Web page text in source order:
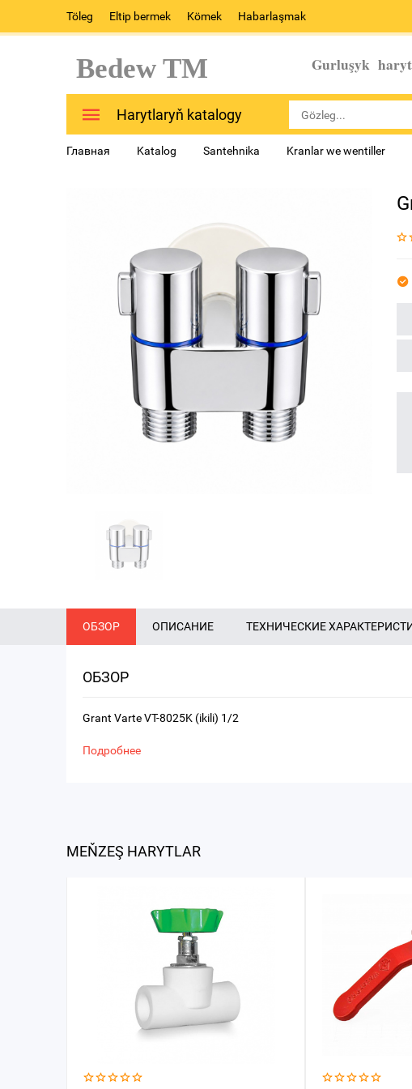
Töleg Eltip bermek Kömek Habarlaşmak
Bedew TM Gurluşyk
Harytlaryň katalogy
Главная Katalog Santehnika Kranlar we wentiller
ОБЗОР ОПИСАНИЕ ТЕХНИЧЕСКИЕ
ОБЗОР
Grant Varte VT-8025K (ikili) 1/2
Подробнее
MEŇZEŞ HARYTLAR